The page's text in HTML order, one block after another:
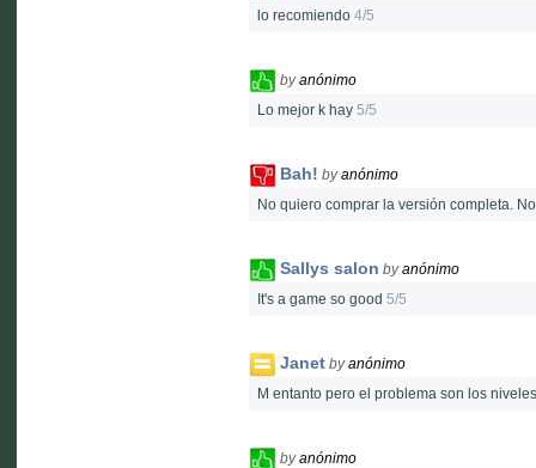
lo recomiendo 4/5
byanónimo
Lo mejor k hay 5/5
Bah! byanónimo
No quiero comprar la versión completa.
Sallys salon byanónimo
It's a game so good 5/5
Janet byanónimo
M entanto pero el problema son los
byanónimo